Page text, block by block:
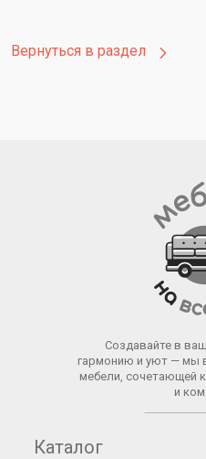
Вернуться в раздел
Создавайте в
гармонию и уют — мы
мебели, сочетающей
и
Каталог